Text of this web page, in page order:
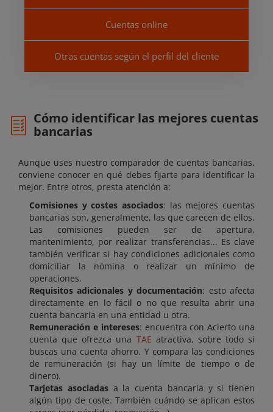
Cuentas online
Otras cuentas según el perfil del cliente
Cómo identificar las mejores cuentas
bancarias
Aunque uses nuestro comparador de cuentas bancarias,
conviene conocer en qué debes fijarte para identificar la
mejor. Entre otros, presta atención a:
Comisiones y costes asociados: las mejores cuentas
bancarias son, generalmente, las que carecen de ellos.
Las comisiones pueden ser de apertura,
mantenimiento, por realizar transferencias... Es clave
también verificar si hay condiciones adicionales como
domiciliar la nómina o realizar un mínimo de
operaciones.
Requisitos adicionales y documentación: esto afecta
directamente en lo fácil o no que resulta abrir una
cuenta bancaria en una entidad u otra.
Remuneración e intereses: encuentra con Acierto una
cuenta que ofrezca una TAE atractiva, sobre todo si
buscas una cuenta ahorro. Y compara las condiciones
de remuneración (si hay un límite de tiempo o de
dinero).
Tarjetas asociadasa la cuenta bancaria y si tienen
algún tipo de coste. También cuándo se aplican estos